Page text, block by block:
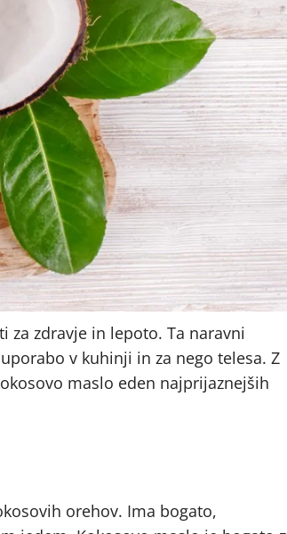
zdravje in lepoto. Ta naravni
v kuhinji in za nego telesa. Z
maslo eden najprijaznejših
orehov. Ima bogato,